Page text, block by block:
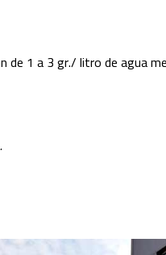
de 1 a 3 gr./ litro de agua